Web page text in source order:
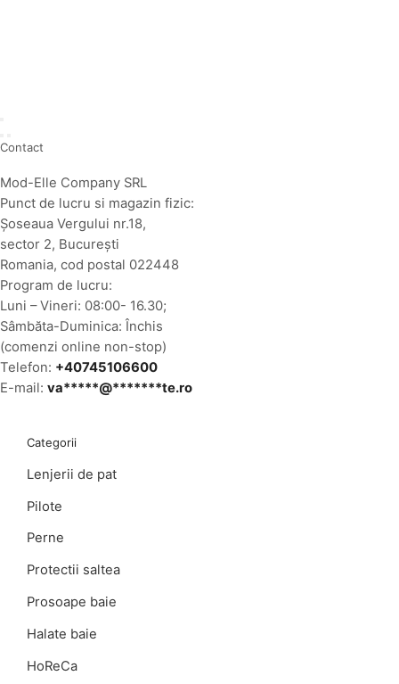
Contact
Mod-Elle Company SRL
Punct de lucru si magazin fizic:
Şoseaua Vergului nr.18,
sector 2, Bucureşti
Romania, cod postal 022448
Program de lucru:
Luni – Vineri: 08:00- 16.30;
Sâmbăta-Duminica: Închis
(comenzi online non-stop)
Telefon: +40745106600
E-mail: va*****@*******te.ro
Categorii
Lenjerii de pat
Pilote
Perne
Protectii saltea
Prosoape baie
Halate baie
HoReCa